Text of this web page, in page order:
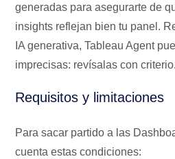
generadas para asegurarte de
insights reflejan bien tu panel.
IA generativa, Tableau Agent
imprecisas: revísalas con criterio.
Requisitos y limitaciones
Para sacar partido a las
cuenta estas condiciones: